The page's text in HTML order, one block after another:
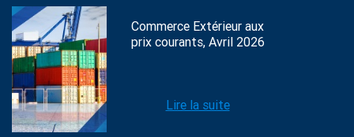
Commerce Extérieur aux
prix courants, Avril 2026
Lire la suite